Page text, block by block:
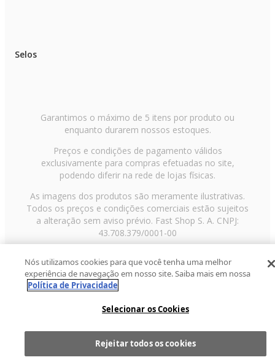
Selos
Garantimos o máximo de 5 itens por produto ou
enquanto durarem nossos estoques.
Preços e condições de pagamento válidos
exclusivamente para compras efetuadas no site,
podendo diferir na rede de lojas físicas.
As imagens dos produtos são meramente ilustrativas.
Todos os preços e condições comerciais estão sujeitos
a alteração sem aviso prévio. Fast Shop S. A. CNPJ:
43.708.379/0001-00
Paulo/SP, CEP 02029-001, Telefone: 11 3003-3728 ©
2013 Fast Shop - Todos os direitos reservadosRF
Nós utilizamos cookies para que você tenha uma melhor
experiência de navegação em nosso site. Saiba mais em nossa
Política de Privacidade
Selecionar os Cookies
Rejeitar todos os cookies